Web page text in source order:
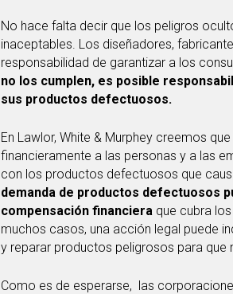
No hace falta decir que los peligros
inaceptables. Los diseñadores,
responsabilidad de garantizar a los
no los cumplen, es posible
sus productos defectuosos.
En Lawlor, White & Murphey creemos
financieramente a las personas y a las
con los productos defectuosos que
demanda de productos defectuosos
compensación financiera que cubra
muchos casos, una acción legal puede
y reparar productos peligrosos para que
Como es de esperarse, las